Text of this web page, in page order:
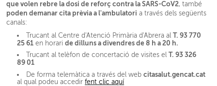
que volen rebre la dosi de reforç contra la SARS-CoV2, també
poden demanar cita prèvia a l'ambulatori a través dels següents
canals:
Trucant al Centre d'Atenció Primària d'Abrera alT. 93 770
25 61 en horaride dilluns a divendres de 8 h a 20 h.
Trucant al telèfon de concertació de visites elT. 93 326
89 01
De forma telemàtica a través del webcitasalut.gencat.cat
al qual podeu accedirfent clic aquí